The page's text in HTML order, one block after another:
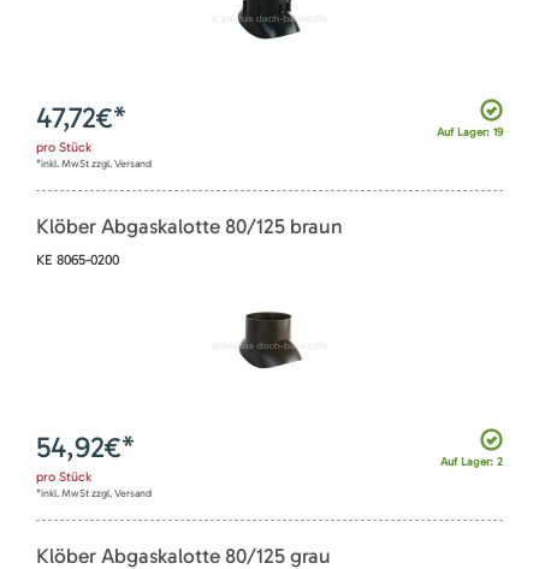
Auf Lager: 19
47,72€*
pro Stück
*inkl. MwSt zzgl. Versand
Klöber Abgaskalotte 80/125 braun
KE 8065-0200
Auf Lager: 2
54,92€*
pro Stück
*inkl. MwSt zzgl. Versand
Klöber Abgaskalotte 80/125 grau